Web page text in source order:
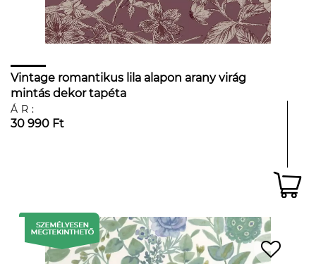
Vintage romantikus lila alapon arany virág
mintás dekor tapéta
ÁR:
30 990 Ft